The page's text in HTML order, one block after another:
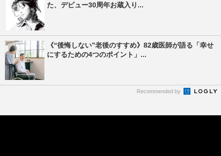
た、デビュー30周年お蔵入り...
《“後悔しない”老後のすすめ》82歳医師が語る「幸せ
にするための4つのポイント」...
Recommended by